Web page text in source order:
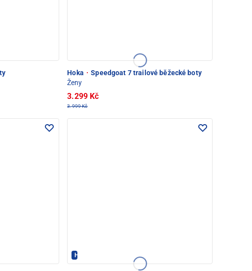
Hoka · Speedgoat 7 trailové běžecké boty
Ženy
3.299 Kč
3.999 Kč
Hoka - PEC POD SNĚŽKOU